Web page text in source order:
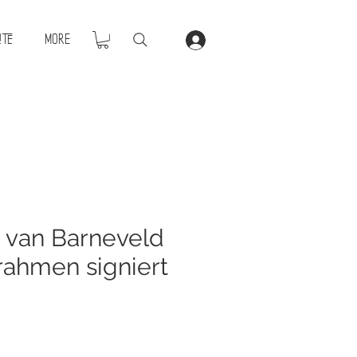
More
Barneveld
signiert